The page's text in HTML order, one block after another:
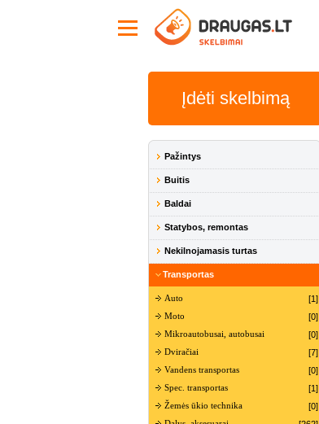
Įdėti skelbimą
Pažintys
Buitis
Baldai
Statybos, remontas
Nekilnojamasis turtas
Transportas
Auto [1]
Moto [0]
Mikroautobusai, autobusai [0]
Dviračiai [7]
Vandens transportas [0]
Spec. transportas [1]
Žemės ūkio technika [0]